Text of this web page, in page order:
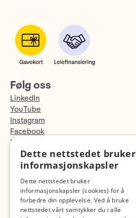
Følg oss
LinkedIn
YouTube
Instagram
Facebook
TikTok
Fotopodden
Dette nettstedet bruker
informasjonskapsler
Dette nettstedet bruker
informasjonskapsler (cookies) for å
forbedre din opplevelse. Ved å bruke
nettstedet vårt samtykker du i alle